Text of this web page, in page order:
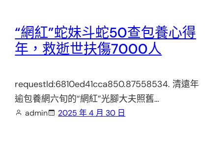
“網紅”蛇妹斗蛇50查包養心得
年，救逝世扶傷7000人
requestId:6810ed41cca850.87558534. 清遠年
逾包養網六旬的“網紅”光腳大夫照舊…
admin 2025 年 4 月 30 日